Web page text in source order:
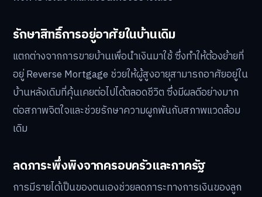
รักษาสิทธิ์การอยู่อาศัยในบ้านเดิม
แตกต่างจากการขายบ้านเพื่อนำเงินมาใช้ ซึ่งทำให้ต้องย้ายที่
อยู่ Reverse Mortgage ช่วยให้ผู้สูงอายุสามารถอาศัยอยู่ใน
บ้านหลังเดิมที่คุ้นเคยต่อไปได้ตลอดชีวิต ซึ่งมีผลดีอย่างมาก
ต่อสภาพจิตใจและช่วยรักษาความผูกพันกับสภาพแวดล้อม
เดิม
ลดภาระพึ่งพิงจากครอบครัวและภาครัฐ
การมีรายได้เป็นของตนเองช่วยลดภาระทางการเงินของลูก